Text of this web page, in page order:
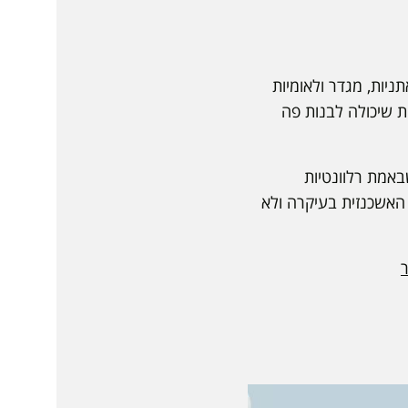
מגדר ולאומיות
שיכולה לבנות פה
רלוונטיות
בעיקרה ולא